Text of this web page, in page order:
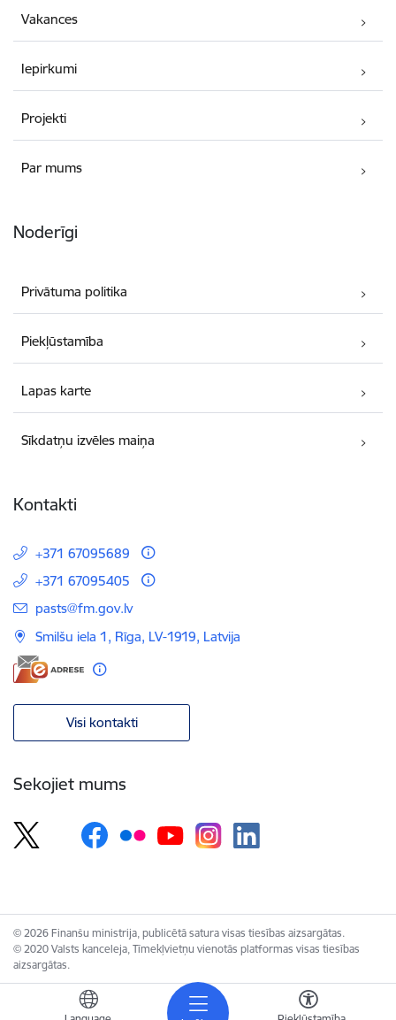
Vakances
Iepirkumi
Projekti
Par mums
Noderīgi
Privātuma politika
Piekļūstamība
Lapas karte
Sīkdatņu izvēles maiņa
Kontakti
+371 67095689
+371 67095405
E-pasts:
pasts@fm.gov.lv
Smilšu iela 1, Rīga, LV-1919, Latvija
Visi kontakti
Sekojiet mums
© 2026 Finanšu ministrija, publicētā satura visas tiesības aizsargātas.
© 2020 Valsts kanceleja, Tīmekļvietņu vienotās platformas visas tiesības
aizsargātas.